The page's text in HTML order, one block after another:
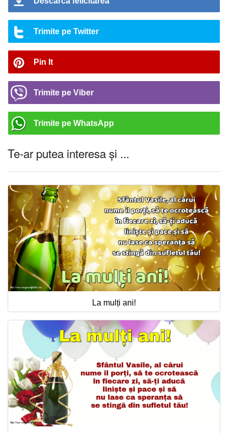
Trimite pe Twitter
Pin It
Trimite pe Viber
Trimite pe WhatsApp
Te-ar putea interesa și ...
La mulți ani!